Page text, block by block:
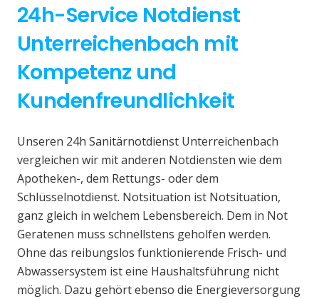
24h-Service Notdienst
Unterreichenbach mit
Kompetenz und
Kundenfreundlichkeit
Unseren 24h Sanitärnotdienst Unterreichenbach
vergleichen wir mit anderen Notdiensten wie dem
Apotheken-, dem Rettungs- oder dem
Schlüsselnotdienst. Notsituation ist Notsituation,
ganz gleich in welchem Lebensbereich. Dem in Not
Geratenen muss schnellstens geholfen werden.
Ohne das reibungslos funktionierende Frisch- und
Abwassersystem ist eine Haushaltsführung nicht
möglich. Dazu gehört ebenso die Energieversorgung